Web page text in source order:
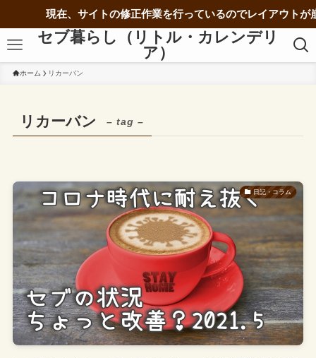
現在、サイトの修正作業を行っているのでレイアウトが崩
セブ暮らし（リトル・カレンデリ
ア）
ホーム リカーバン
リカーバン – tag –
日記・コラム